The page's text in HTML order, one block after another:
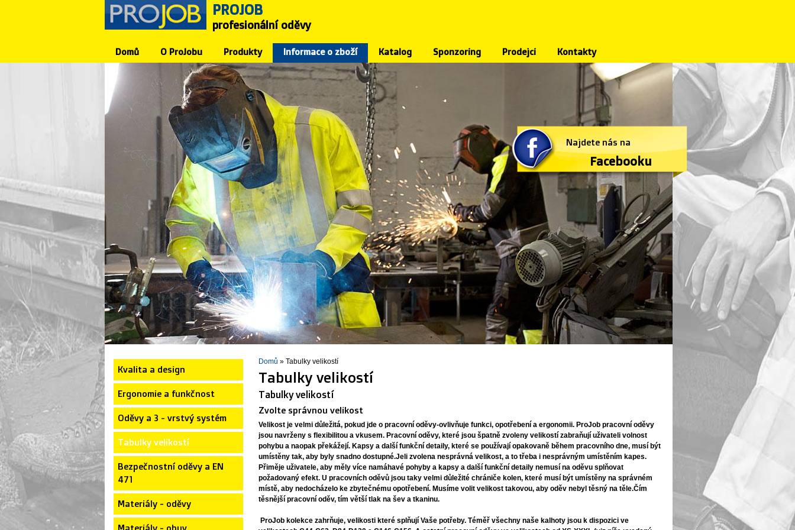
Přejít k
hlavnímu
Skip to
navigation
PROJOB
profesionální oděvy
Domů O ProJobu Produkty Informace o zboží Katalog Sponzoring Prodejci Kontakty
Domů » Tabulky velikostí
Tabulky velikostí
Tabulky velikostí
Zvolte správnou velikost
Velikost je velmi důležitá, pokud jde o pracovní oděvy-ovlivňuje funkci, opotřebení a ergonomii. ProJob pracovní oděvy
jsou navrženy s flexibilitou a vkusem. Pracovní oděvy, které jsou špatně zvoleny velikostí zabraňují uživateli volnost
pohybu a naopak překážejí. Kapsy a další funkční detaily, které se používají opakovaně během pracovního dne, musí být
umístěny tak, aby byly snadno dostupné.Jeli zvolena nesprávná velikost, a to třeba i nesprávným umístěním kapes.
Přiměje uživatele, aby měly více namáhavé pohyby a kapsy a další funkční detaily nemusí na oděvu splňovat
požadovaný efekt. U pracovních oděvů jsou taky velmi důležité chrániče kolen, které musí být umístěny na správném
místě, aby nedocházelo ke zbytečnému opotřebení. Musíme volit velikost takovou, aby oděv nebyl těsný na těle.Čím
těsnější pracovní oděv, tím větší tlak na šev a tkaninu.
ProJob kolekce zahrňuje, velikosti které splňují Vaše potřeby. Téměř všechny naše kalhoty jsou k dispozici ve
Kvalita a design
Ergonomie a funkčnost
Oděvy a 3 - vrstvý systém
Tabulky velikostí
Bezpečnostní oděvy a EN
471
Materiály - oděvy
Najdete nás na
Facebooku